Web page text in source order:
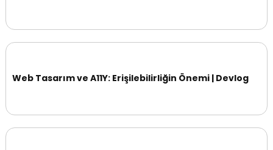
Web Tasarım ve A11Y: Erişilebilirliğin Önemi | Devlog